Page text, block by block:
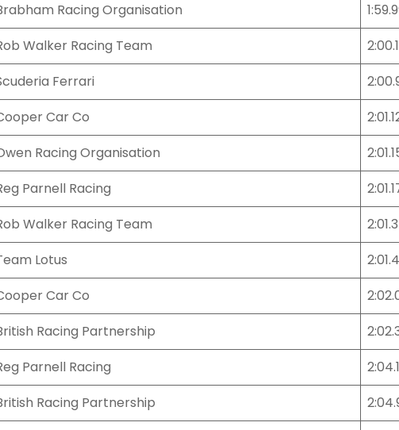
Racing Organisation
Walker Racing Team
Ferrari
Car Co
Racing Organisation
Parnell Racing
Walker Racing Team
Lotus
Car Co
Racing Partnership
Parnell Racing
Racing Partnership